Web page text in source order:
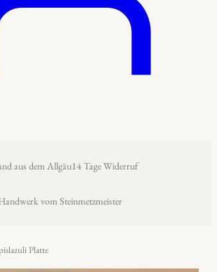
aus dem Allgäu14 Tage Widerruf
vom Steinmetzmeister
Platte